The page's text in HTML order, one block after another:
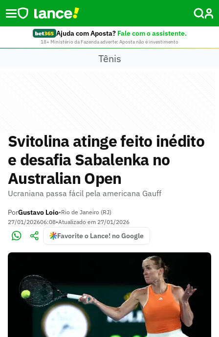
Ajuda com Aposta? Fale com o assistente.
18+ Ministério da Fazenda adverte: Aposta não é investimento
Tênis
Svitolina atinge feito inédito
e desafia Sabalenka no
Australian Open
Ucraniana passa fácil pela americana Gauff
PorGustavo Loio•Rio de Janeiro (RJ)
27/01/202606:08•Atualizado em 27/01/2026
Favorite o Lance! no Google